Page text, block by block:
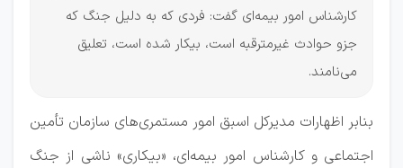
کارشناس امور بیمه‌ای گفت: فردی که به دلیل جنگ که
جزو حوادث غیرمترقبه است، بیکار شده است، تعلیق
می‌نامند.
بنابر اظهارات مدیرکل اسبق امور مستمری‌های سازمان تأمین
اجتماعی و کارشناس امور بیمه‌ای، «بیکاری» ناشی از جنگ